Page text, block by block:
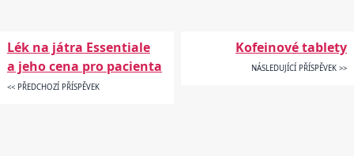
Lék na játra Essentiale
a jeho cena pro pacienta
<< PŘEDCHOZÍ PŘÍSPĚVEK
Kofeinové tablety
NÁSLEDUJÍCÍ PŘÍSPĚVEK >>